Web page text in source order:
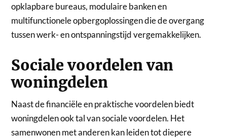
opklapbare bureaus, modulaire banken en
multifunctionele opbergoplossingen die de overgang
tussen werk- en ontspanningstijd vergemakkelijken.
Sociale voordelen van
woningdelen
Naast de financiële en praktische voordelen biedt
woningdelen ook tal van sociale voordelen. Het
samenwonen met anderen kan leiden tot diepere